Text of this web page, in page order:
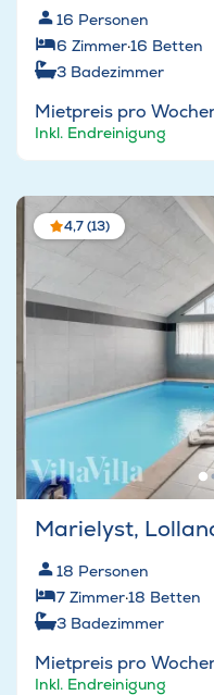
16 Personen
6 Zimmer·16 Betten
3 Badezimmer
Mietpreis pro
Inkl. Endreinigung
4,7 (13)
Marielyst,
18 Personen
7 Zimmer·18 Betten
3 Badezimmer
Mietpreis pro
Inkl. Endreinigung